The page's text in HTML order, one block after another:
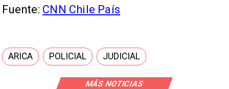
MÁS NOTICIAS
Fuente: CNN Chile País
ARICA POLICIAL JUDICIAL